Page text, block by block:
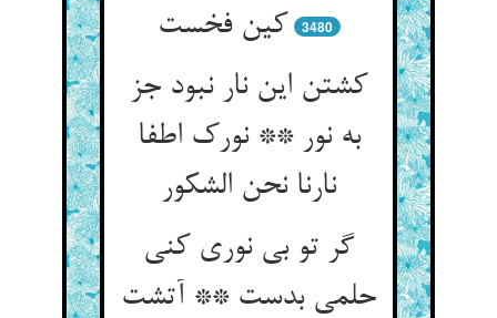
کین فخست
3480
کشتن این نار نبود جز
به نور ** نورک اطفا
نارنا نحن الشکور
گر تو بی نوری کنی
حلمی بدست ** آتشت